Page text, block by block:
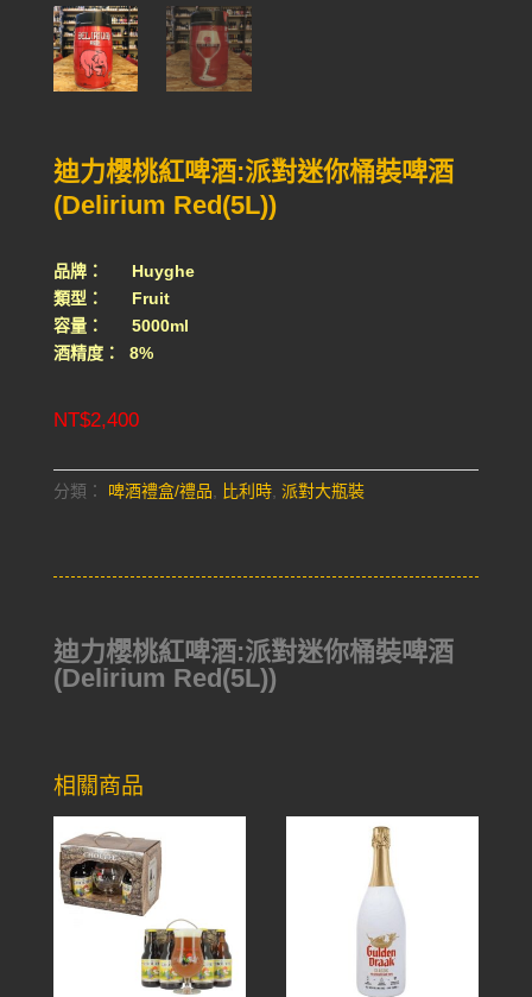
迪力櫻桃紅啤酒:派對迷你桶裝啤酒
(Delirium Red(5L))
品牌： Huyghe
類型： Fruit
容量： 5000ml
酒精度： 8%
NT$2,400
分類： 啤酒禮盒/禮品 比利時, 派對大瓶裝
迪力櫻桃紅啤酒:派對迷你桶裝啤酒
(Delirium Red(5L))
相關商品